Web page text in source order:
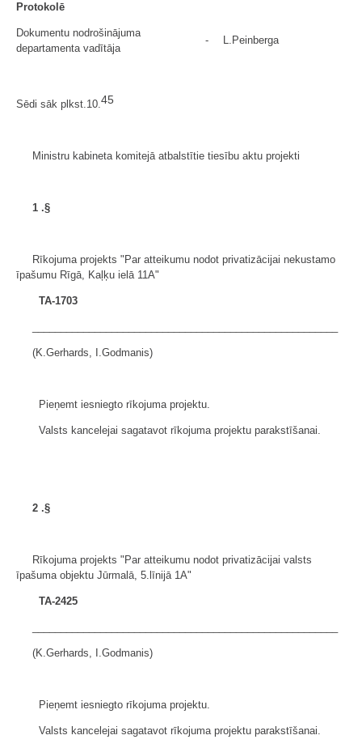
Protokolē
Dokumentu nodrošinājuma
departamenta vadītāja
- L.Peinberga
Sēdi sāk plkst.10.45
Ministru kabineta komitejā atbalstītie tiesību aktu projekti
1 .§
Rīkojuma projekts "Par atteikumu nodot privatizācijai nekustamo
īpašumu Rīgā, Kaļķu ielā 11A"
TA-1703
(K.Gerhards, I.Godmanis)
Pieņemt iesniegto rīkojuma projektu.
Valsts kancelejai sagatavot rīkojuma projektu parakstīšanai.
2 .§
Rīkojuma projekts "Par atteikumu nodot privatizācijai valsts
īpašuma objektu Jūrmalā, 5.līnijā 1A"
TA-2425
(K.Gerhards, I.Godmanis)
Pieņemt iesniegto rīkojuma projektu.
Valsts kancelejai sagatavot rīkojuma projektu parakstīšanai.